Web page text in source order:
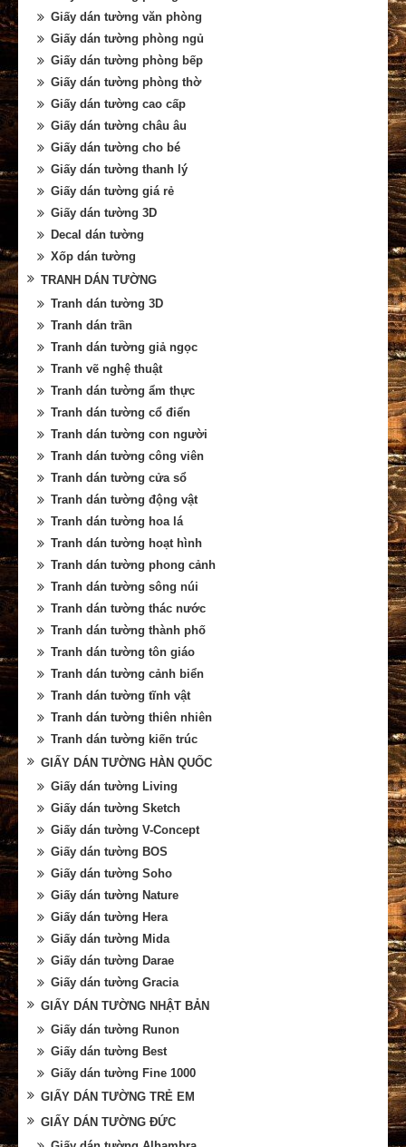
Giấy dán tường văn phòng
Giấy dán tường phòng ngủ
Giấy dán tường phòng bếp
Giấy dán tường phòng thờ
Giấy dán tường cao cấp
Giấy dán tường châu âu
Giấy dán tường cho bé
Giấy dán tường thanh lý
Giấy dán tường giá rẻ
Giấy dán tường 3D
Decal dán tường
Xốp dán tường
TRANH DÁN TƯỜNG
Tranh dán tường 3D
Tranh dán trần
Tranh dán tường giả ngọc
Tranh vẽ nghệ thuật
Tranh dán tường ẩm thực
Tranh dán tường cổ điển
Tranh dán tường con người
Tranh dán tường công viên
Tranh dán tường cửa sổ
Tranh dán tường động vật
Tranh dán tường hoa lá
Tranh dán tường hoạt hình
Tranh dán tường phong cảnh
Tranh dán tường sông núi
Tranh dán tường thác nước
Tranh dán tường thành phố
Tranh dán tường tôn giáo
Tranh dán tường cảnh biển
Tranh dán tường tĩnh vật
Tranh dán tường thiên nhiên
Tranh dán tường kiến trúc
GIẤY DÁN TƯỜNG HÀN QUỐC
Giấy dán tường Living
Giấy dán tường Sketch
Giấy dán tường V-Concept
Giấy dán tường BOS
Giấy dán tường Soho
Giấy dán tường Nature
Giấy dán tường Hera
Giấy dán tường Mida
Giấy dán tường Darae
Giấy dán tường Gracia
GIẤY DÁN TƯỜNG NHẬT BẢN
Giấy dán tường Runon
Giấy dán tường Best
Giấy dán tường Fine 1000
GIẤY DÁN TƯỜNG TRẺ EM
GIẤY DÁN TƯỜNG ĐỨC